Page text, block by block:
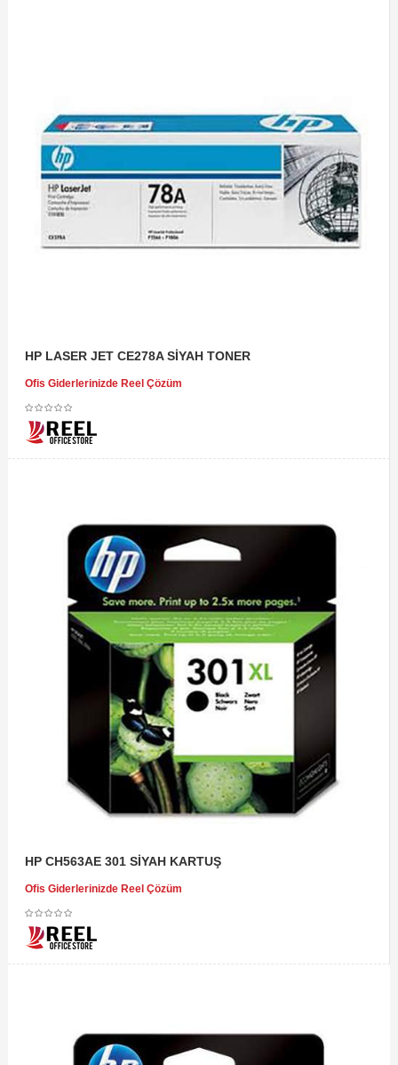
HP LASER JET CE278A SİYAH TONER
Ofis Giderlerinizde Reel Çözüm
HP CH563AE 301 SİYAH KARTUŞ
Ofis Giderlerinizde Reel Çözüm